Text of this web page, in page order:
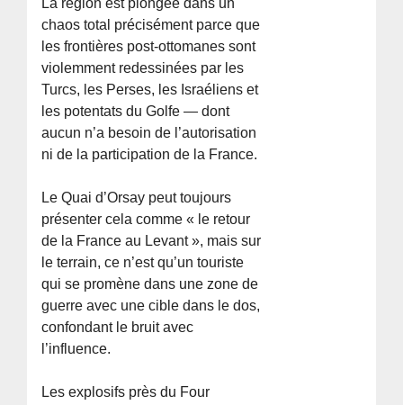
La région est plongée dans un
chaos total précisément parce que
les frontières post-ottomanes sont
violemment redessinées par les
Turcs, les Perses, les Israéliens et
les potentats du Golfe — dont
aucun n’a besoin de l’autorisation
ni de la participation de la France.
Le Quai d’Orsay peut toujours
présenter cela comme « le retour
de la France au Levant », mais sur
le terrain, ce n’est qu’un touriste
qui se promène dans une zone de
guerre avec une cible dans le dos,
confondant le bruit avec
l’influence.
Les explosifs près du Four